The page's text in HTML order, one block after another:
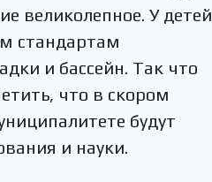
великолепное. У детей
стандартам
и бассейн. Так что
что в скором
будут
и науки.